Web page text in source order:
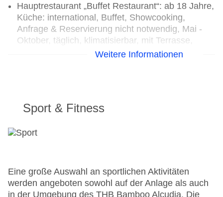
Hauptrestaurant „Buffet Restaurant“: ab 18 Jahre,
Küche: international, Buffet, Showcooking,
Anfrage & Reservierung nicht notwendig, Mai -
Oktober, täglich, klimatisierbar, mit Terrasse,
angemessene Kleidung erwünscht
Weitere Informationen
Sport & Fitness
Eine große Auswahl an sportlichen Aktivitäten
werden angeboten sowohl auf der Anlage als auch
in der Umgebung des THB Bamboo Alcudia. Die